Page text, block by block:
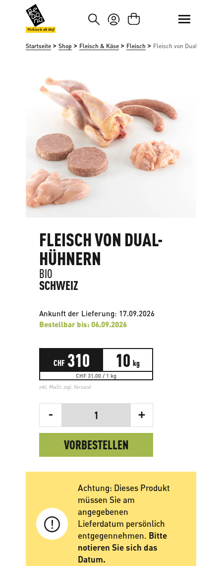
Hauptinhalt springen
Zur Suche springen
Weltweit ab Hof
Startseite > Shop > Fleisch & Käse > Fleisch > Fleisch von Dual-
Bildergalerie überspringen
FLEISCH VON DUAL-
HÜHNERN
BIO
SCHWEIZ
Ankunft der Lieferung: 17.09.2026
Bestellbar bis: 06.09.2026
CHF 310 10 kg
CHF 31.00 / 1 kg
inkl. MwSt. zzgl. Versand
- 1 +
VORBESTELLEN
Achtung: Dieses Produkt
müssen Sie am
angegebenen
Lieferdatum persönlich
entgegennehmen. Bitte
notieren Sie sich das
Datum.